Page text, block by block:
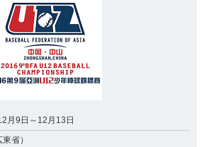
月9日～12月13日
省）